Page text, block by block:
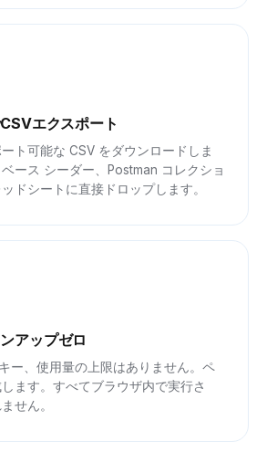
エクスポート
ト可能な CSV をダウンロードしま
ース シーダー、Postman コレクショ
ドシートに直接ドロップします。
アップゼロ
ー、使用量の上限はありません。ペ
ます。すべてブラウザ内で実行さ
せん。